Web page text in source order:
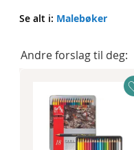
Se alt i: Malebøker
Andre forslag til deg: